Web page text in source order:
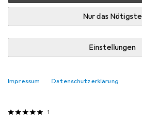
Nur das Nötigste
Einstellungen
Impressum Datenschutzerklärung
Produktliste
vidaXLYamisum
1